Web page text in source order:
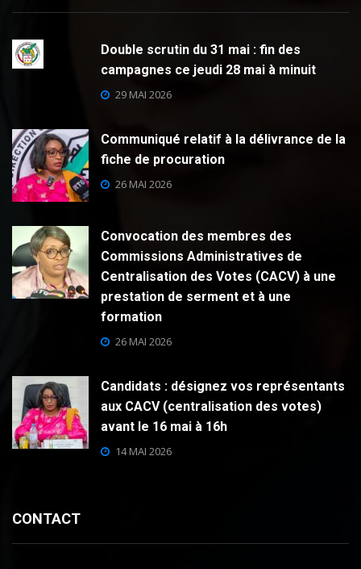
Double scrutin du 31 mai : fin des
campagnes ce jeudi 28 mai à minuit
29 MAI 2026
Communiqué relatif à la délivrance de la
fiche de procuration
26 MAI 2026
Convocation des membres des
Commissions Administratives de
Centralisation des Votes (CACV) à une
prestation de serment et à une
formation
26 MAI 2026
Candidats : désignez vos représentants
aux CACV (centralisation des votes)
avant le 16 mai à 16h
14 MAI 2026
CONTACT